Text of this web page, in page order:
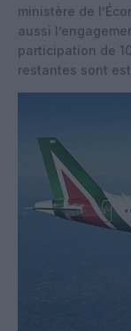
ministère de
aussi
participation de
restantes sont